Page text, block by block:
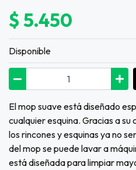
$ 5.450
Disponible
El mop suave está diseñado
cualquier esquina. Gracias a
los rincones y esquinas ya no
del mop se puede lavar a
está diseñada para limpiar